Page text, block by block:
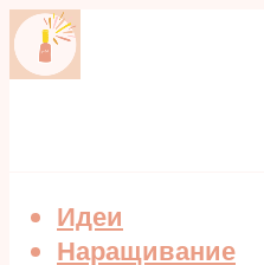
Идеи
Наращивание